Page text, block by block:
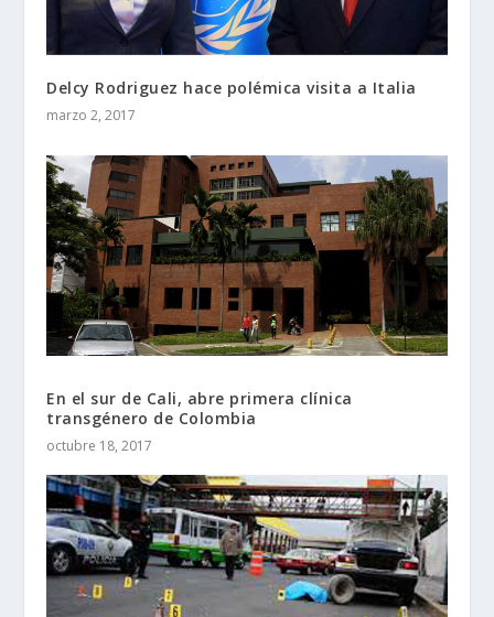
Delcy Rodriguez hace polémica visita a Italia
marzo 2, 2017
En el sur de Cali, abre primera clínica
transgénero de Colombia
octubre 18, 2017